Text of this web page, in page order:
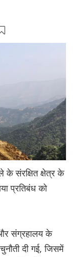
के संरक्षित क्षेत्र के
प्रतिबंध को
संग्रहालय के
दी गई, जिसमें